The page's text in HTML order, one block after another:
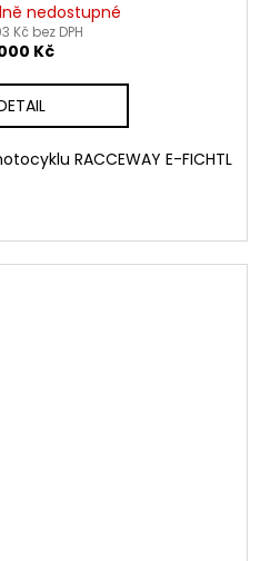
nedostupné
Kč bez DPH
Kč
RACCEWAY E-FICHTL